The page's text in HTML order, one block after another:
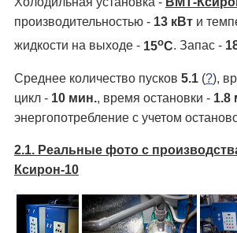
производительностью - 13 кВт и
жидкости на выходе - 15оС. Запас -
Среднее количество пусков 5.1 (?),
цикл - 10 мин., время остановки - 1.8
энергопотребление с учетом
2.1. Реальные фото с
Ксирон-10